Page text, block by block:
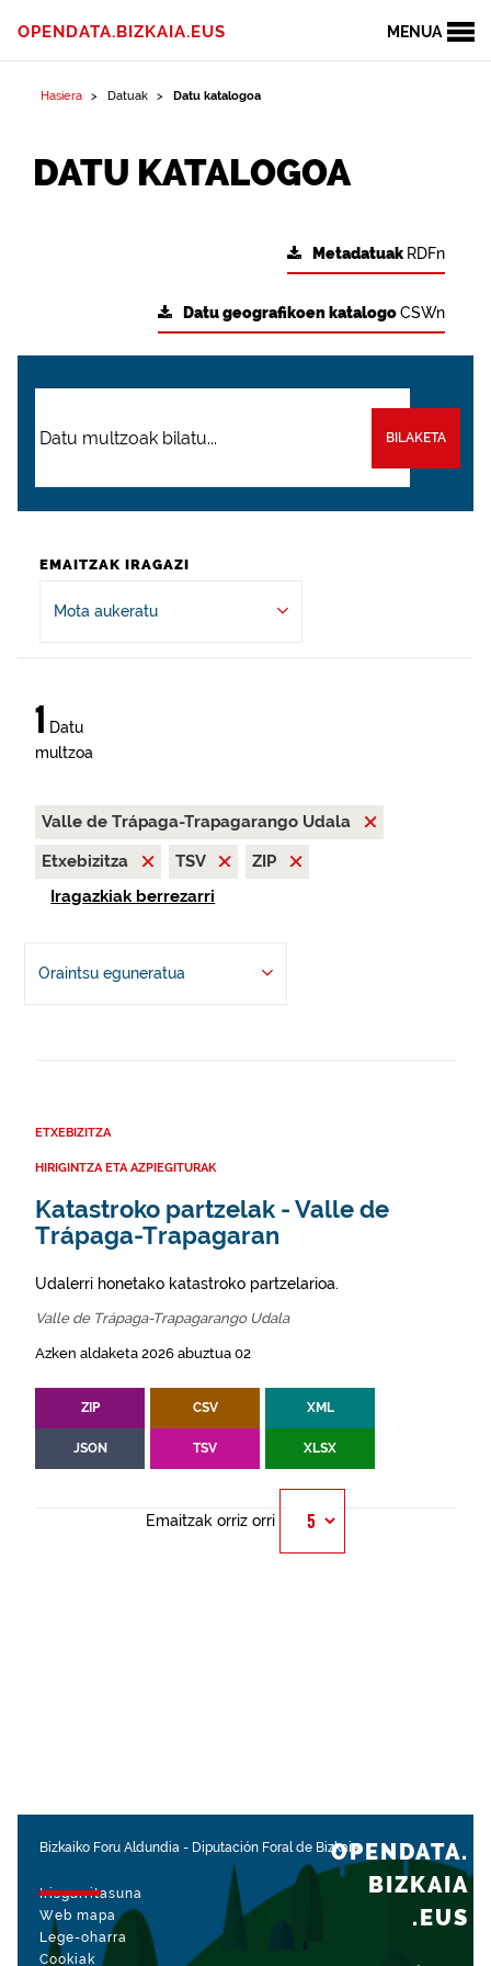
MENUA
OPENDATA.BIZKAIA.EUS
Hasiera Datuak Datu katalogoa
DATU KATALOGOA
Metadatuak RDFn
Datu geografikoen katalogoCSWn
BILAKETA
EMAITZAK IRAGAZI
Mota aukeratu
1 Datu
multzoa
Valle de Trápaga-Trapagarango Udala
Etxebizitza
TSV
ZIP
Iragazkiak berrezarri
Oraintsu eguneratua
ETXEBIZITZA
HIRIGINTZA ETA AZPIEGITURAK
Katastroko partzelak - Valle de
Trápaga-Trapagaran
Udalerri honetako katastroko partzelarioa.
Valle de Trápaga-Trapagarango Udala
Azken aldaketa 2026 abuztua 02
ZIP CSV XML
JSON TSV XLSX
Emaitzak orriz orri
Bizkaiko Foru Aldundia - Diputación Foral de Bizkaia
Irisgarritasuna
Web mapa
Lege-oharra
Cookiak
OPENDATA.
BIZKAIA
.EUS